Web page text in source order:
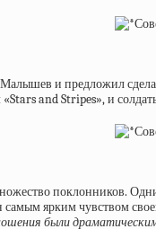
и предложил
and Stripes», и
поклонников.
ярким чувством
были